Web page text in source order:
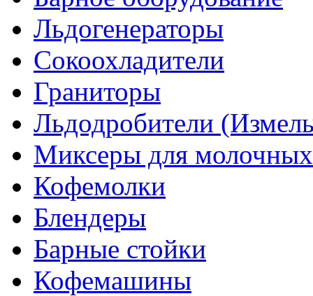
Льдогенераторы
Сокоохладители
Граниторы
Льдодробители
Миксеры для молочных
Кофемолки
Блендеры
Барные стойки
Кофемашины